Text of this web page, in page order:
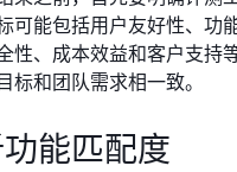
可能包括用户友好性、功
性、成本效益和客户支持
标和团队需求相一致。
能匹配度